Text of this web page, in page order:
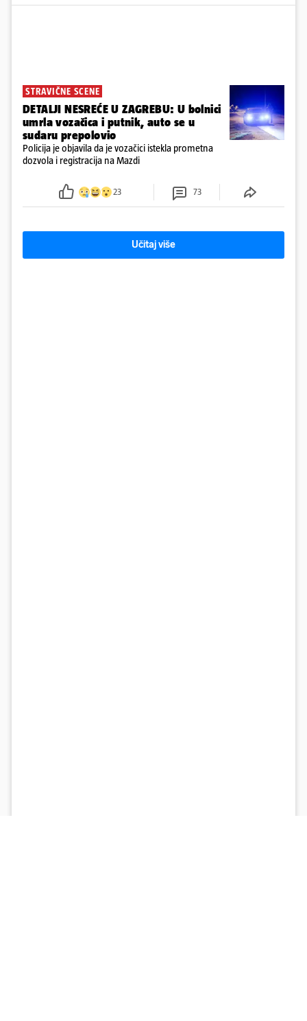
STRAVIČNE SCENE
DETALJI NESREĆE U ZAGREBU: U bolnici
umrla vozačica i putnik, auto se u
sudaru prepolovio
Policija je objavila da je vozačici istekla prometna
dozvola i registracija na Mazdi
23 73
Učitaj više